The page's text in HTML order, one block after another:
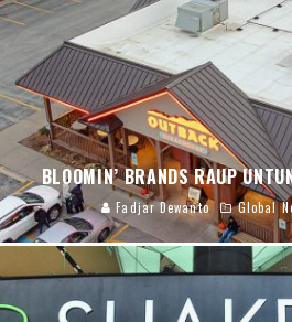
BLOOMIN’ BRANDS RAUP
Fadjar Dewanto Global